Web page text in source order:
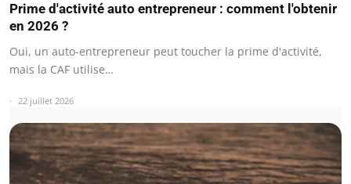
Prime d'activité auto entrepreneur : comment l'obtenir
en 2026 ?
Oui, un auto-entrepreneur peut toucher la prime d'activité,
mais la CAF utilise…
22 juillet 2026